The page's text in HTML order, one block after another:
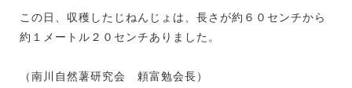
この日、収穫したじねんじょは、長さが約６０センチから
約１メートル２０センチありました。
（南川自然薯研究会 頼富勉会長）